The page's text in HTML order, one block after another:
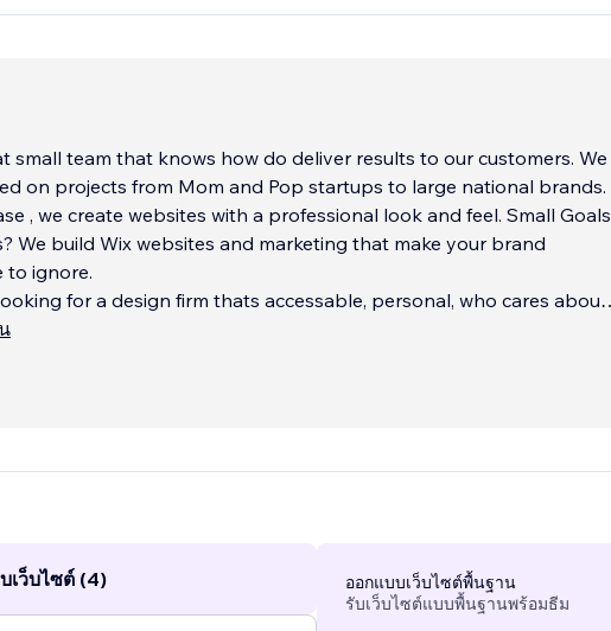
small team that knows how do deliver results to our customers. We
on projects from Mom and Pop startups to large national brands.
, we create websites with a professional look and feel. Small Goals
We build Wix websites and marketing that make your brand
to ignore.
for a design firm thats accessable, personal, who cares about
...
เว็บไซต์ (4)
ออกแบบเว็บไซต์พื้นฐาน
รับเว็บไซต์แบบพื้นฐานพร้อมธีม